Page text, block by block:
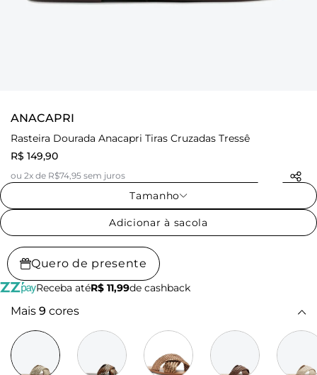
ANACAPRI
Rasteira Dourada Anacapri Tiras Cruzadas Tressê
R$ 149,90
ou 2x de R$74,95 sem juros
Tamanho
Adicionar à sacola
Quero de presente
Receba atéR$ 11,99de cashback
Mais 9 cores